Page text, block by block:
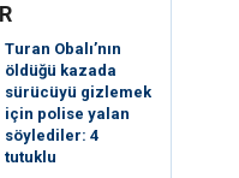
Turan Obalı’nın
öldüğü kazada
sürücüyü gizlemek
için polise yalan
söylediler: 4
tutuklu